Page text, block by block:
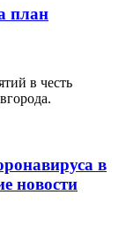
план
в честь
в
новости